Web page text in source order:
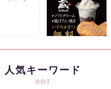
人気キーワード
HOT